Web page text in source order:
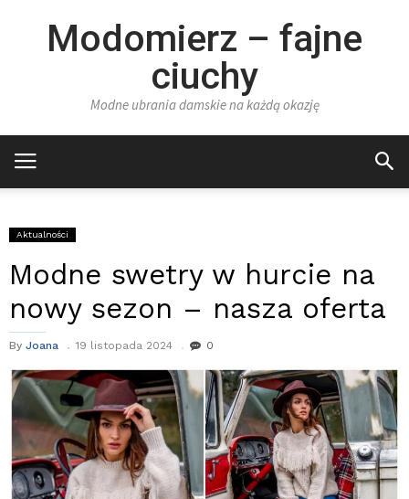
Modomierz – fajne
ciuchy
Modne ubrania damskie na każdą okazję
Aktualności
Modne swetry w hurcie na
nowy sezon – nasza oferta
By Joana 19 listopada 2024 0